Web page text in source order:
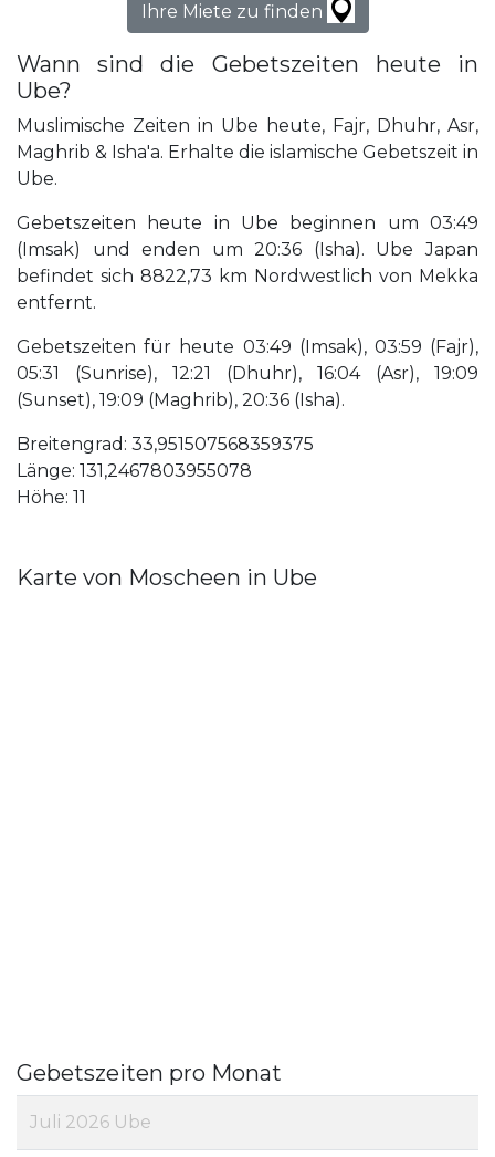
Ihre Miete zu finden
Wann sind die Gebetszeiten heute in
Ube?
Muslimische Zeiten in Ube heute, Fajr, Dhuhr, Asr,
Maghrib & Isha'a. Erhalte die islamische Gebetszeit in
Ube.
Gebetszeiten heute in Ube beginnen um 03:49
(Imsak) und enden um 20:36 (Isha). Ube Japan
befindet sich 8822,73 km Nordwestlich von Mekka
entfernt.
Gebetszeiten für heute 03:49 (Imsak), 03:59 (Fajr),
05:31 (Sunrise), 12:21 (Dhuhr), 16:04 (Asr), 19:09
(Sunset), 19:09 (Maghrib), 20:36 (Isha).
Breitengrad: 33,951507568359375
Länge: 131,2467803955078
Höhe: 11
Karte von Moscheen in Ube
Gebetszeiten pro Monat
Juli 2026 Ube